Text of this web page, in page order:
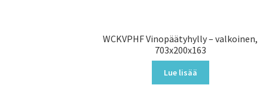
WCKVPHF Vinopäätyhylly – valkoinen,
703x200x163
Lue lisää